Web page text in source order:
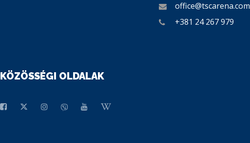
office@tscarena.com
+381 24 267 979
KÖZÖSSÉGI OLDALAK